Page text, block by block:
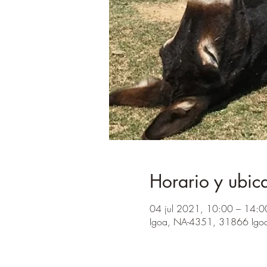
Horario y
04 jul 2021, 10:00 –
Igoa, NA-4351, 31866